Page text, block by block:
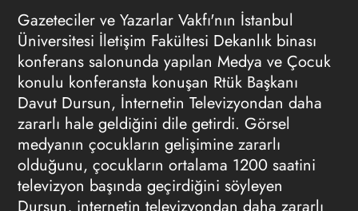
Gazeteciler ve Yazarlar Vakfı'nın İstanbul
Üniversitesi İletişim Fakültesi Dekanlık binası
konferans salonunda yapılan Medya ve Çocuk
konulu konferansta konuşan Rtük Başkanı
Davut Dursun, İnternetin Televizyondan daha
zararlı hale geldiğini dile getirdi. Görsel
medyanın çocukların gelişimine zararlı
olduğunu, çocukların ortalama 1200 saatini
televizyon başında geçirdiğini söyleyen